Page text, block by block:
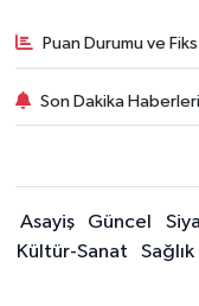
Puan Durumu ve
Son Dakika Haberleri
Asayiş Güncel
Kültür-Sanat
Sağlık